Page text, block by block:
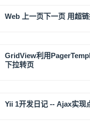
Web 上一页下一页 用超
GridView利用
下拉转页
Yii 1开发日记 -- Ajax实现